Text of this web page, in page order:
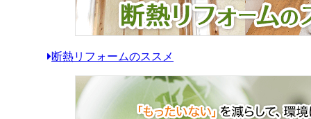
断熱リフォームのススメ